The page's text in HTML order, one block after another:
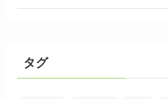
タグ